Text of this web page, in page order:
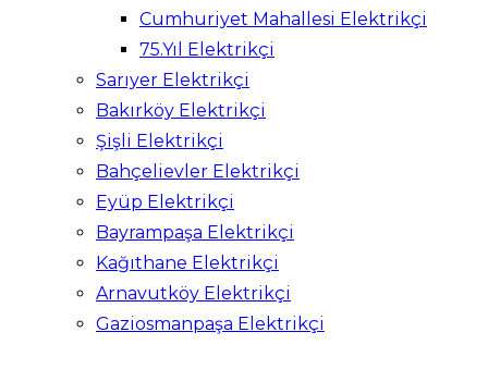
Cumhuriyet Mahallesi Elektrikçi
75.Yıl Elektrikçi
Sarıyer Elektrikçi
Bakırköy Elektrikçi
Şişli Elektrikçi
Bahçelievler Elektrikçi
Eyüp Elektrikçi
Bayrampaşa Elektrikçi
Kağıthane Elektrikçi
Arnavutköy Elektrikçi
Gaziosmanpaşa Elektrikçi